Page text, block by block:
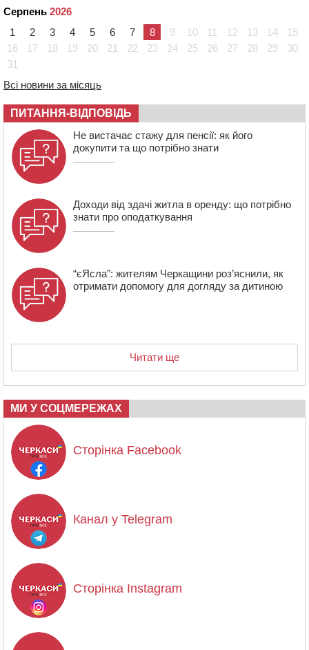
шквали до 22 м/с
12:50
Внаслідок падіння вертольота загинув 28-річний
12:15
11:29
У Черкасах до середини серпня обмежать рух
10:54 На Черкащині кількість укриттів збільшилась
уп’ятеро з початку повномасштабної війни
Серпень 2026
1
2 3 4 5 6 7 8 9 10 11 12 13 14
15
16
17 18 19 20 21 22 23 24 25 26 27 28 29
30
31
Всі новини за місяць
ПИТАННЯ-ВІДПОВІДЬ
Не вистачає стажу для пенсії: як його
докупити та що потрібно знати
Доходи від здачі житла в оренду: що потрібно
знати про оподаткування
“єЯсла”: жителям Черкащини роз’яснили, як
отримати допомогу для догляду за дитиною
Читати ще
МИ У СОЦМЕРЕЖАХ
Сторінка Facebook
Канал у Telegram
Сторінка Instagram